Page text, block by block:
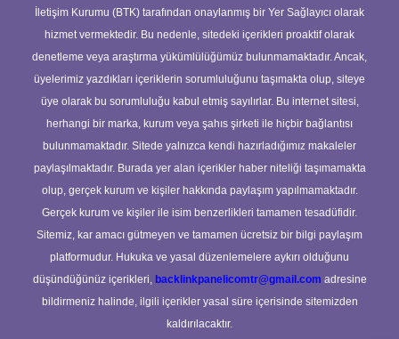
İletişim Kurumu (BTK) tarafından onaylanmış bir Yer Sağlayıcı olarak
hizmet vermektedir. Bu nedenle, sitedeki içerikleri proaktif olarak
denetleme veya araştırma yükümlülüğümüz bulunmamaktadır. Ancak,
üyelerimiz yazdıkları içeriklerin sorumluluğunu taşımakta olup, siteye
üye olarak bu sorumluluğu kabul etmiş sayılırlar. Bu internet sitesi,
herhangi bir marka, kurum veya şahıs şirketi ile hiçbir bağlantısı
bulunmamaktadır. Sitede yalnızca kendi hazırladığımız makaleler
paylaşılmaktadır. Burada yer alan içerikler haber niteliği taşımamakta
olup, gerçek kurum ve kişiler hakkında paylaşım yapılmamaktadır.
Gerçek kurum ve kişiler ile isim benzerlikleri tamamen tesadüfidir.
Sitemiz, kar amacı gütmeyen ve tamamen ücretsiz bir bilgi paylaşım
platformudur. Hukuka ve yasal düzenlemelere aykırı olduğunu
düşündüğünüz içerikleri, backlinkpanelicomtr@gmail.com adresine
bildirmeniz halinde, ilgili içerikler yasal süre içerisinde sitemizden
kaldırılacaktır.